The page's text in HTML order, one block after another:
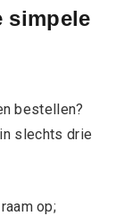
simpele
bestellen?
slechts drie
op;